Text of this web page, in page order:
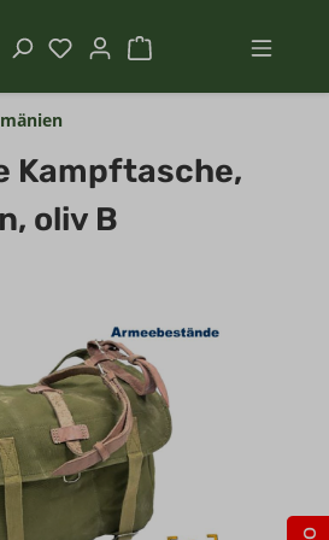
Kampftasche,
oliv B